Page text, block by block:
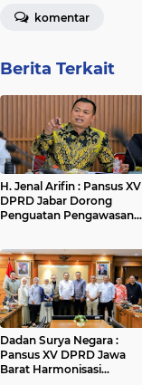
komentar
Berita Terkait
H. Jenal Arifin : Pansus XV
DPRD Jabar Dorong
Penguatan Pengawasan
Dadan Surya Negara :
Pansus XV DPRD Jawa
Barat Harmonisasi